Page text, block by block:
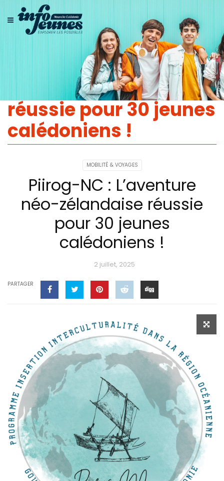
Piirog-NC : L’aventure
néo-zélandaise
réussie pour 30 jeunes
calédoniens !
MOBILITÉ & VOYAGES
Piirog-NC : L’aventure
néo-zélandaise réussie
pour 30 jeunes
calédoniens !
2 juillet, 2025
PARTAGER